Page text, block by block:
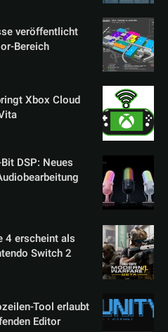
veröffentlicht
Bereich
Xbox Cloud
DSP: Neues
4 erscheint als
Switch 2
Tool erlaubt
Editor